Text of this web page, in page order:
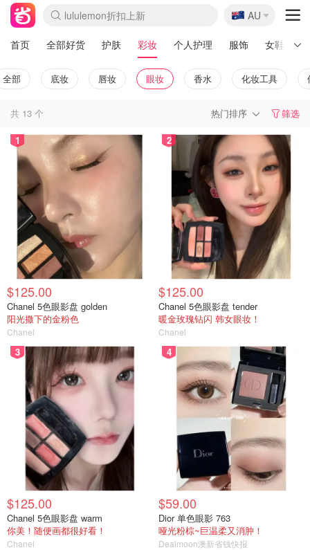
lululemon折扣上新
Sasa美妆护肤3.5折
SSENSE年中3折
FreshBeauty好价汇总
Cettire降价+叠9折
Farfetch折上8折
WWS Coles超市实拍
viagogo二手票捡漏
Myer清仓1折起
The Outnet奢牌1折起
David Jones 3折起
Flannels大牌1折
Perfumes Club护肤1折
AMIRO返校季6.2折
Oweek抽奖送Airpods
Amazon折扣汇总
eToro入金$200送$50
Amazon数码好物
ICONIC本周7.5折
ThedoubleF高奢地板价
Moose Knuckles 6折
丝芙兰5折起
EUFY官网3.7折起
Selenichast首饰2折
Trip机票酒店促销
YSL送5件彩妆礼
Amazon家居好物
BIGBANG巡演开票
David Jones时尚3折
Amazon美妆护肤
雅漾大喷$8
过敏原检测盒$33
伊索独家赠50ml沐浴露
科颜氏清仓3折
SEALIFE海洋馆门票6折
丝塔芙大白罐$16
订阅Newsletter送香薰
Cult Beauty 6.8折
Harrods圣诞日历2.3折
LN-CC奢牌私促3折
d'Alba空姐喷雾$16
EVE LOM套装逆天2折
Bernardelli独家4折
Adore Beauty 6折起
CT圣诞日历
Mytheresa奢品2.7折
Luxury Escapes 9折
Currentbody美容仪9折
卡诗9折+赠4件礼
MOON Garden Live
ALLSAINTS美衣3折
Roborock扫地机3.7折
Tingo Life水杯$24
Valentino官网5折
CR洗发护发6.3折
🇦🇺
AU
首页 全部好货 护肤 彩妆 个人护理 服饰 女鞋
全部 底妆 唇妆 眼妆 香水 化妆工具
共 13 个 热门排序 筛选
1
$125.00
Chanel 5色眼影盘 golden
阳光撒下的金粉色
Chanel
2
$125.00
Chanel 5色眼影盘 tender
暖金玫瑰钻闪 韩女眼妆！
Chanel
3
$125.00
Chanel 5色眼影盘 warm
你美！随便画都很好看！
Chanel
4
$59.00
Dior 单色眼影 763
哑光粉棕~巨温柔又消肿！
Dealmoon澳新省钱快报